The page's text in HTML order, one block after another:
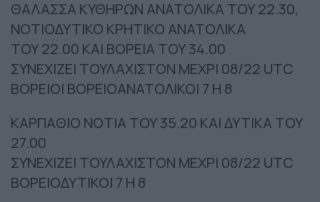
ΘΑΛΑΣΣΑ ΚΥΘΗΡΩΝ ΑΝΑΤΟΛΙΚΑ ΤΟΥ 22.30,
ΝΟΤΙΟΔΥΤΙΚΟ ΚΡΗΤΙΚΟ ΑΝΑΤΟΛΙΚΑ
ΤΟΥ 22.00 ΚΑΙ ΒΟΡΕΙΑ ΤΟΥ 34.00
ΣΥΝΕΧΙΖΕΙ ΤΟΥΛΑΧΙΣΤΟΝ ΜΕΧΡΙ 08/22 UTC
ΒΟΡΕΙΟΙ ΒΟΡΕΙΟΑΝΑΤΟΛΙΚΟΙ 7 Η 8
ΚΑΡΠΑΘΙΟ ΝΟΤΙΑ ΤΟΥ 35.20 ΚΑΙ ΔΥΤΙΚΑ ΤΟΥ
27.00
ΣΥΝΕΧΙΖΕΙ ΤΟΥΛΑΧΙΣΤΟΝ ΜΕΧΡΙ 08/22 UTC
ΒΟΡΕΙΟΔΥΤΙΚΟΙ 7 Η 8